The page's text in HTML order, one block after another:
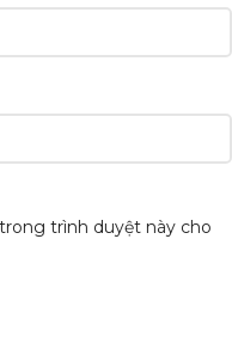
trình duyệt này cho